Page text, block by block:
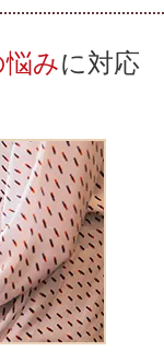
みに対応